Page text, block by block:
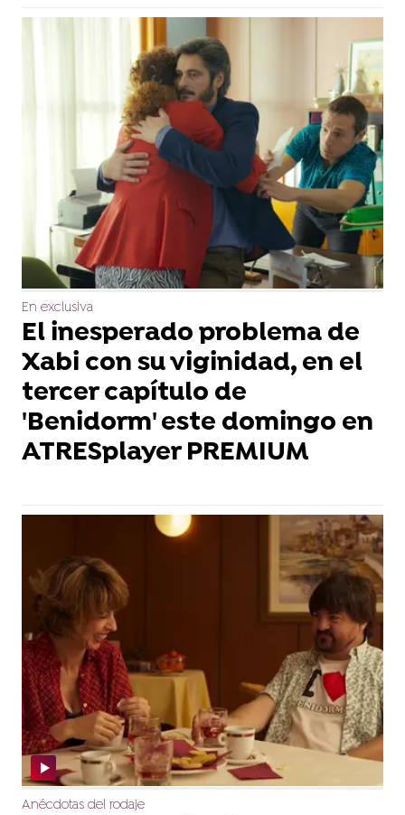
En exclusiva
El inesperado problema de
Xabi con su viginidad, en el
tercer capítulo de
'Benidorm' este domingo en
ATRESplayer PREMIUM
Anécdotas del rodaje